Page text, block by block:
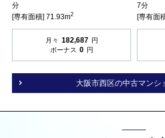
分
[専有面積] 71.93m2
月々 182,687 円
ボーナス 0 円
7分
[専有面
大阪市西区の中古マンシ